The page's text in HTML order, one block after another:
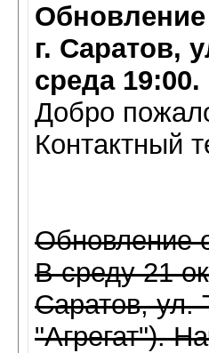
г. Саратов,
среда 19:00.
Добро
Контактный
Обновление
В среду 21
Саратов, ул.
"Агрегат").